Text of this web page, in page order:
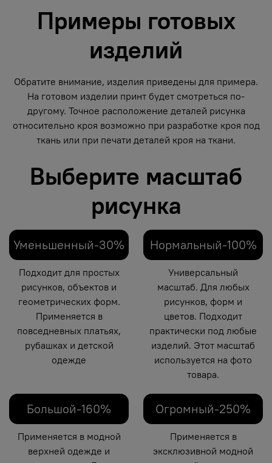
Примеры готовых
изделий
Обратите внимание, изделия приведены для примера.
На готовом изделии принт будет смотреться по-
другому. Точное расположение деталей рисунка
относительно кроя возможно при разработке кроя под
ткань или при печати деталей кроя на ткани.
Выберите масштаб
рисунка
Уменьшенный-30%
Подходит для простых
рисунков, объектов и
геометрических форм.
Применяется в
повседневных платьях,
рубашках и детской
одежде
Нормальный-100%
Универсальный
масштаб. Для любых
рисунков, форм и
цветов. Подходит
практически под любые
изделий. Этот масштаб
используется на фото
товара.
Большой-160%
Применяется в модной
верхней одежде и
Огромный-250%
Применяется в
эксклюзивной модной